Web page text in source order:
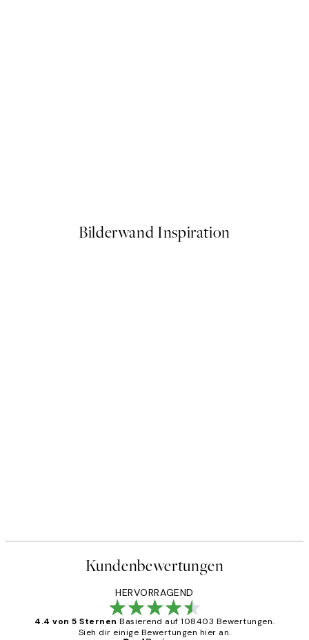
Bilderwand Inspiration
Kundenbewertungen
HERVORRAGEND
4.4 von 5 Sternen Basierend auf 108403 Bewertungen.
Sieh dir einige Bewertungen hier an.